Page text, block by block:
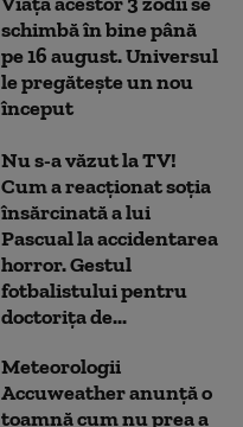
schimbă în bine până
pe 16 august. Universul
le pregătește un nou
început
Nu s-a văzut la TV!
Cum a reacţionat soţia
însărcinată a lui
Pascual la accidentarea
horror. Gestul
fotbalistului pentru
doctoriţa de...
Meteorologii
Accuweather anunță o
toamnă cum nu prea a